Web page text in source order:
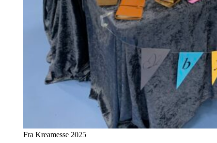
Fra Kreamesse 2025